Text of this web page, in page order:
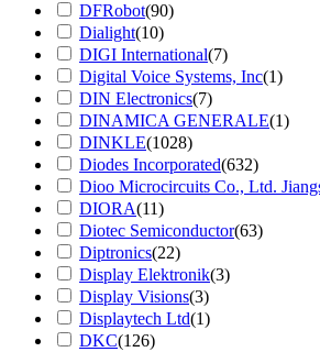
DFRobot(90)
Dialight(10)
DIGI International(7)
Digital Voice Systems, Inc(1)
DIN Electronics(7)
DINAMICA GENERALE(1)
DINKLE(1028)
Diodes Incorporated(632)
Dioo Microcircuits Co., Ltd.
DIORA(11)
Diotec Semiconductor(63)
Diptronics(22)
Display Elektronik(3)
Display Visions(3)
Displaytech Ltd(1)
DKC(126)